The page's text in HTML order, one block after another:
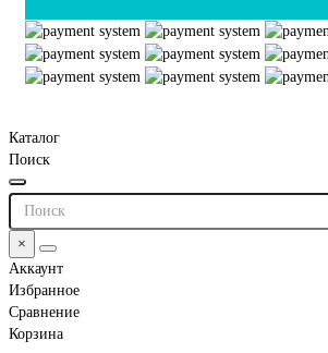
Каталог
Поиск
×
Аккаунт
Избранное
Сравнение
Корзина